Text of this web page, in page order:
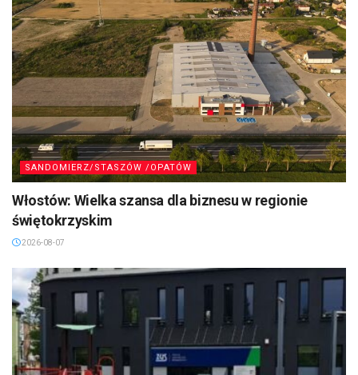
SANDOMIERZ/STASZÓW /OPATÓW
Włostów: Wielka szansa dla biznesu w regionie
świętokrzyskim
2026-08-07